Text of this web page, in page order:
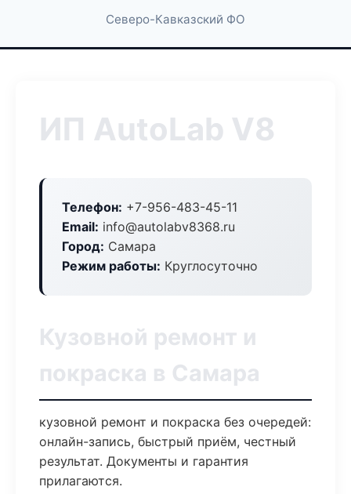
Северо-Кавказский ФО
ИП AutoLab V8
Телефон: +7-956-483-45-11
Email: info@autolabv8368.ru
Город: Самара
Режим работы: Круглосуточно
Кузовной ремонт и
покраска в Самара
кузовной ремонт и покраска без очередей:
онлайн-запись, быстрый приём, честный
результат. Документы и гарантия
прилагаются.